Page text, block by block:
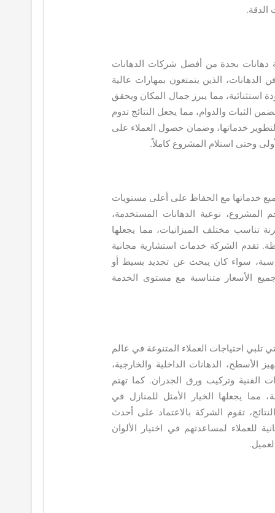
الدقة.
دهانات بجدة من أفضل شركات الدهانات
الذين يتمتعون بمهارات عالية
استثنائية، مما يبرز جمال المكان ويحقق
الثبات والدوام، مما يجعل النتائج تدوم
خدماتها، وضمان حصول العملاء على
وحتى استلام المشروع كاملاً.
خدماتها مع الحفاظ على أعلى مستويات
نوعية الدهانات المستخدمة،
تناسب مختلف الميزانيات، مما يجعلها
تقدم الشركة خدمات استشارية مجانية
سواء كان يبحث عن تجديد بسيط أو
الأسعار متناسبة مع مستوى الخدمة
احتياجات العملاء المتنوعة في عالم
الأسطح، الدهانات الداخلية والخارجية،
الفنية وتركيب ورق الجدران. كما تهتم
مما يجعلها الخيار الأمثل للمنازل في
تقوم الشركة بالاعتماد على أحدث
للعملاء لمساعدتهم في اختيار الألوان